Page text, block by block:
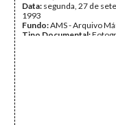
Data: segunda, 27 de
1993
Fundo:AMS - Arquivo
Tipo Documental: